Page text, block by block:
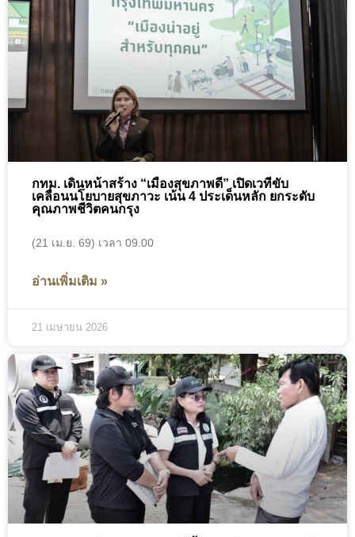
กทม. เดินหน้าสร้าง “เมืองสุขภาพดี” เปิดเวทีขับ
เคลื่อนนโยบายสุขภาวะ เน้น 4 ประเด็นหลัก ยกระดับ
คุณภาพชีวิตคนกรุง
(21 เม.ย. 69) เวลา 09.00
อ่านเพิ่มเติม »
21 เมษายน 2026